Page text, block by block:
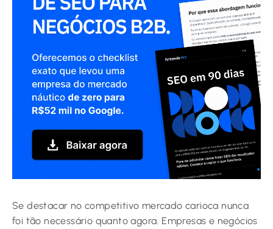
Se destacar no competitivo mercado carioca nunca
foi tão necessário quanto agora. Empresas e negócios